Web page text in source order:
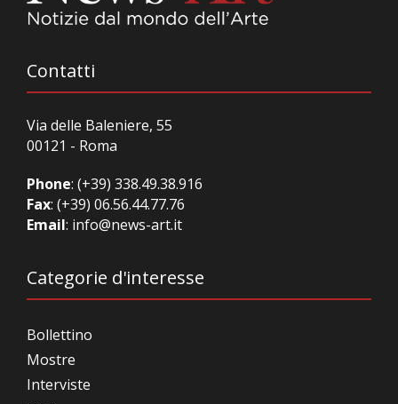
Contatti
Via delle Baleniere, 55
00121 - Roma
Phone: (+39) 338.49.38.916
Fax: (+39) 06.56.44.77.76
Email: info@news-art.it
Categorie d'interesse
Bollettino
Mostre
Interviste